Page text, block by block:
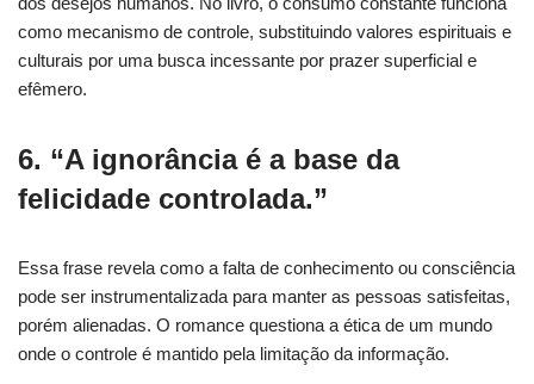
como mecanismo de controle, substituindo valores espirituais e
culturais por uma busca incessante por prazer superficial e
efêmero.
6. “A ignorância é a base da
felicidade controlada.”
Essa frase revela como a falta de conhecimento ou consciência
pode ser instrumentalizada para manter as pessoas satisfeitas,
porém alienadas. O romance questiona a ética de um mundo
onde o controle é mantido pela limitação da informação.